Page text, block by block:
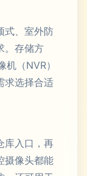
式、室外防
。存储方
（NVR）
求选择合适
库入口，再
摄像头都能